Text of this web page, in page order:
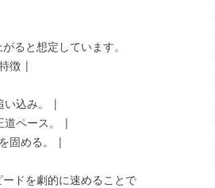
ると想定しています。
徴 |
い込み。 |
ペース。 |
固める。 |
ドを劇的に速めることで